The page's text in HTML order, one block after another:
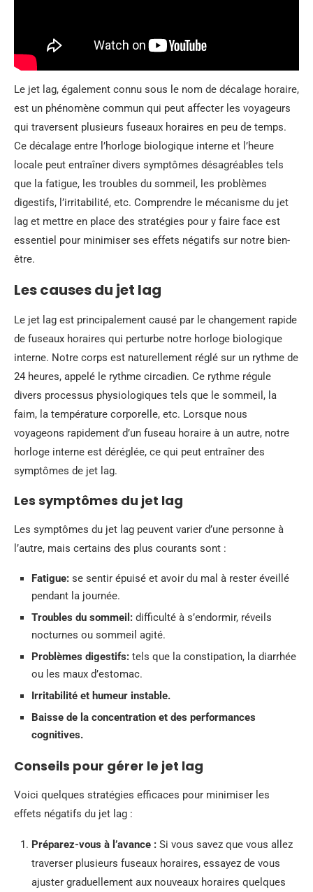
Le jet lag, également connu sous le nom de décalage horaire,
est un phénomène commun qui peut affecter les voyageurs
qui traversent plusieurs fuseaux horaires en peu de temps.
Ce décalage entre l’horloge biologique interne et l’heure
locale peut entraîner divers symptômes désagréables tels
que la fatigue, les troubles du sommeil, les problèmes
digestifs, l’irritabilité, etc. Comprendre le mécanisme du jet
lag et mettre en place des stratégies pour y faire face est
essentiel pour minimiser ses effets négatifs sur notre bien-
être.
Les causes du jet lag
Le jet lag est principalement causé par le changement rapide
de fuseaux horaires qui perturbe notre horloge biologique
interne. Notre corps est naturellement réglé sur un rythme de
24 heures, appelé le rythme circadien. Ce rythme régule
divers processus physiologiques tels que le sommeil, la
faim, la température corporelle, etc. Lorsque nous
voyageons rapidement d’un fuseau horaire à un autre, notre
horloge interne est déréglée, ce qui peut entraîner des
symptômes de jet lag.
Les symptômes du jet lag
Les symptômes du jet lag peuvent varier d’une personne à
l’autre, mais certains des plus courants sont :
Fatigue: se sentir épuisé et avoir du mal à rester éveillé
pendant la journée.
Troubles du sommeil: difficulté à s’endormir, réveils
nocturnes ou sommeil agité.
Problèmes digestifs: tels que la constipation, la diarrhée
ou les maux d’estomac.
Irritabilité et humeur instable.
Baisse de la concentration et des performances
cognitives.
Conseils pour gérer le jet lag
Voici quelques stratégies efficaces pour minimiser les
effets négatifs du jet lag :
Préparez-vous à l’avance : Si vous savez que vous allez
traverser plusieurs fuseaux horaires, essayez de vous
ajuster graduellement aux nouveaux horaires quelques